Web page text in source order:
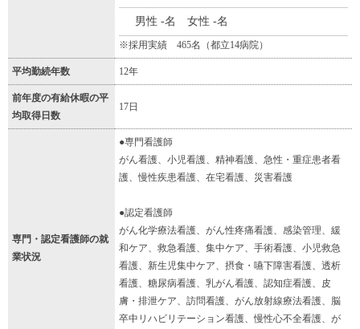
男性 -名 女性 -名
※採用実績 465名（都立14病院）
平均勤続年数 12年
前年度の有給休暇の平
均取得日数
17日
専門・認定看護師の就
業状況
●専門看護師
がん看護、小児看護、精神看護、急性・重症患者看
護、慢性疾患看護、在宅看護、災害看護
●認定看護師
がん化学療法看護、がん性疼痛看護、感染管理、緩
和ケア、救急看護、集中ケア、手術看護、小児救急
看護、新生児集中ケア、摂食・嚥下障害看護、透析
看護、糖尿病看護、乳がん看護、認知症看護、皮
膚・排泄ケア、訪問看護、がん放射線療法看護、脳
卒中リハビリテーション看護、慢性心不全看護、が